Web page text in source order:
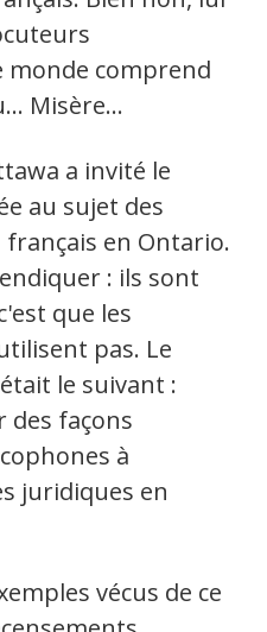
comprend
Misère...
a invité le
au sujet des
en Ontario.
: ils sont
que les
pas. Le
le suivant :
des façons
à
juridiques en
vécus de ce